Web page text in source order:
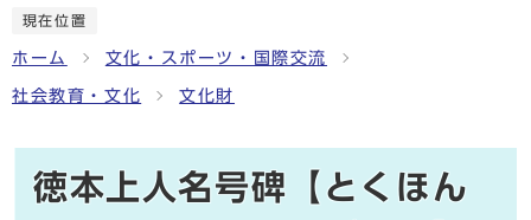
現在位置
ホーム 文化・スポーツ・国際交流
社会教育・文化 文化財
徳本上人名号碑【とくほん